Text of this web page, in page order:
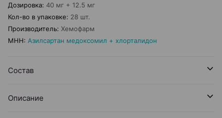
Дозировка: 40 мг + 12.5 мг
Кол-во в упаковке: 28 шт.
Производитель: Хемофарм
МНН: Азилсартан медоксомил + хлорталидон
Состав
Описание